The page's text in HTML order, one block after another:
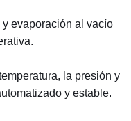
evaporación al vacío
la presión y
y estable.